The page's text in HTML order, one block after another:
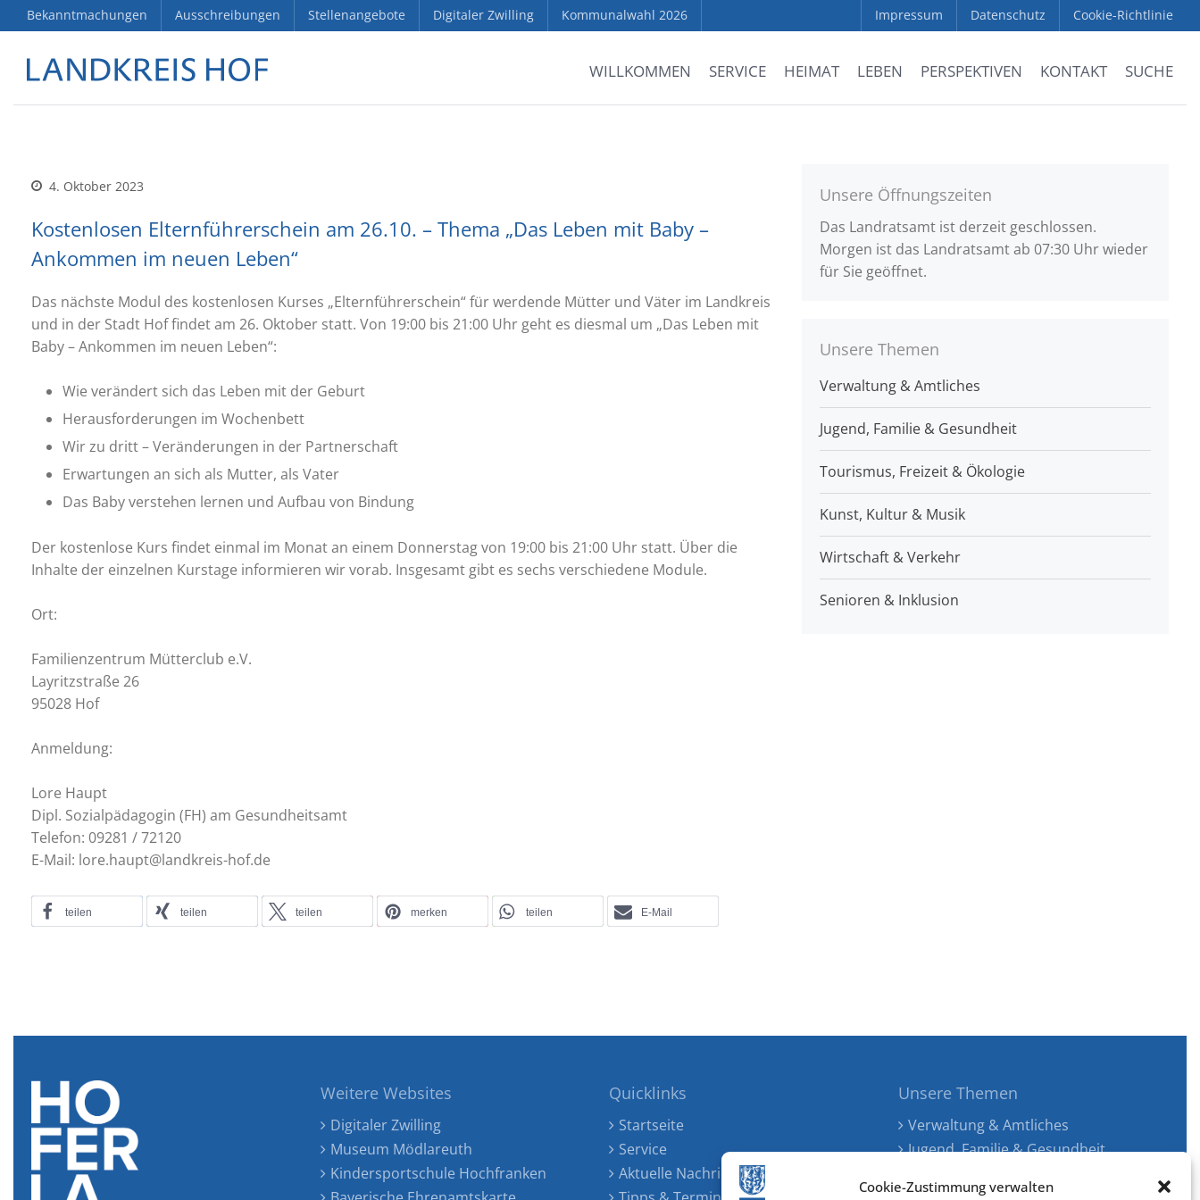
Cookie-Zustimmung verwalten
Bekanntmachungen Ausschreibungen Stellenangebote Digitaler Zwilling Kommunalwahl 2026 Impressum Datenschutz Cookie-Richtlinie
WILLKOMMEN SERVICE HEIMAT LEBEN PERSPEKTIVEN KONTAKT SUCHE
4. Oktober 2023
Kostenlosen Elternführerschein am 26.10. – Thema „Das Leben mit Baby –
Ankommen im neuen Leben“
Das nächste Modul des kostenlosen Kurses „Elternführerschein“ für werdende Mütter und Väter im Landkreis
und in der Stadt Hof findet am 26. Oktober statt. Von 19:00 bis 21:00 Uhr geht es diesmal um „Das Leben mit
Baby – Ankommen im neuen Leben“:
Wie verändert sich das Leben mit der Geburt
Herausforderungen im Wochenbett
Wir zu dritt – Veränderungen in der Partnerschaft
Erwartungen an sich als Mutter, als Vater
Das Baby verstehen lernen und Aufbau von Bindung
Der kostenlose Kurs findet einmal im Monat an einem Donnerstag von 19:00 bis 21:00 Uhr statt. Über die
Inhalte der einzelnen Kurstage informieren wir vorab. Insgesamt gibt es sechs verschiedene Module.
Ort:
Familienzentrum Mütterclub e.V.
Layritzstraße 26
95028 Hof
Anmeldung:
Lore Haupt
Dipl. Sozialpädagogin (FH) am Gesundheitsamt
Telefon: 09281 / 72120
E-Mail: lore.haupt@landkreis-hof.de
teilen teilen teilen merken teilen E-Mail
Unsere Öffnungszeiten
Das Landratsamt ist derzeit geschlossen.
Morgen ist das Landratsamt ab 07:30 Uhr wieder
für Sie geöffnet.
Unsere Themen
Verwaltung & Amtliches
Jugend, Familie & Gesundheit
Tourismus, Freizeit & Ökologie
Kunst, Kultur & Musik
Wirtschaft & Verkehr
Senioren & Inklusion
Weitere Websites
Digitaler Zwilling
Museum Mödlareuth
Kindersportschule Hochfranken
Quicklinks
Startseite
Service
Aktuelle Nachrichten
Unsere Themen
Verwaltung & Amtliches
Jugend, Familie & Gesundheit